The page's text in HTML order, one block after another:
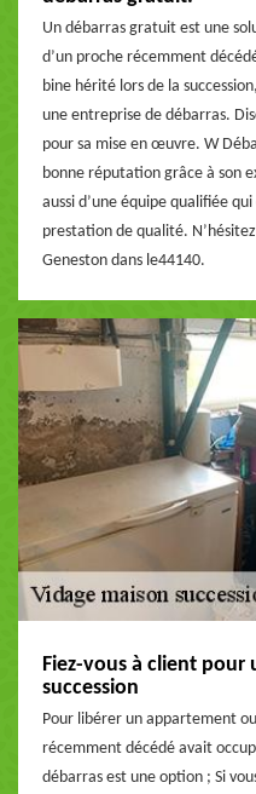
Un débarras gratuit est une
d’un proche récemment
bine hérité lors de la
une entreprise de débarras.
pour sa mise en œuvre. W
bonne réputation grâce à son
aussi d’une équipe qualifiée
prestation de qualité.
Geneston dans le44140.
Fiez-vous à client pour
succession
Pour libérer un appartement
récemment décédé avait
débarras est une option ; Si